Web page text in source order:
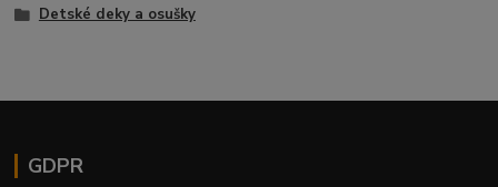
Detské deky a osušky
GDPR